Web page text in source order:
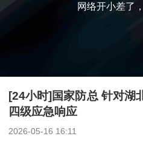
网络开小差了
[24小时]国家防总 针对湖
四级应急响应
2026-05-16 16:11